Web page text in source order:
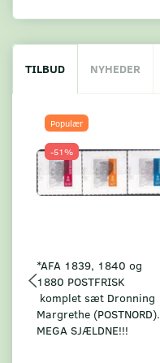
TILBUD NYHEDER
Populær
-51%
*AFA 1839, 1840 og
1880 POSTFRISK
komplet sæt Dronning
Margrethe (POSTNORD).
MEGA SJÆLDNE!!!